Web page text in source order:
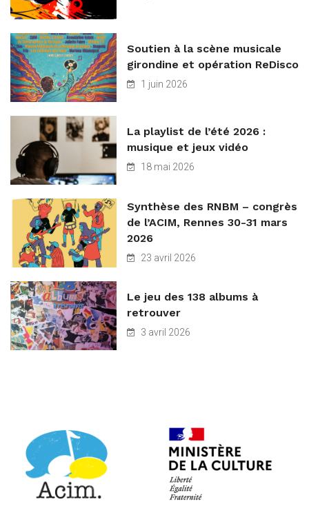
Soutien à la scène musicale
girondine et opération ReDisco
1 juin 2026
La playlist de l’été 2026 :
musique et jeux vidéo
18 mai 2026
Synthèse des RNBM – congrès
de l’ACIM, Rennes 30-31 mars
2026
23 avril 2026
Le jeu des 138 albums à
retrouver
3 avril 2026